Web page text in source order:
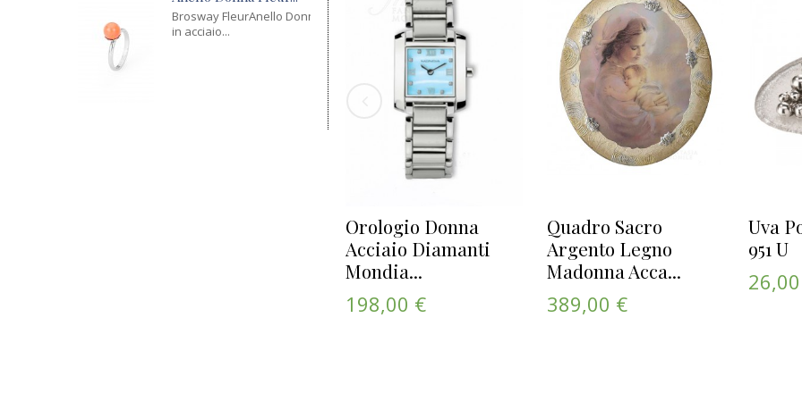
Brosway FleurAnello Donna
in acciaio...
Orologio Donna
Acciaio Diamanti
Mondia...
198,00 €
Quadro Sacro
Argento Legno
Madonna Acca...
389,00 €
Uva
951 U